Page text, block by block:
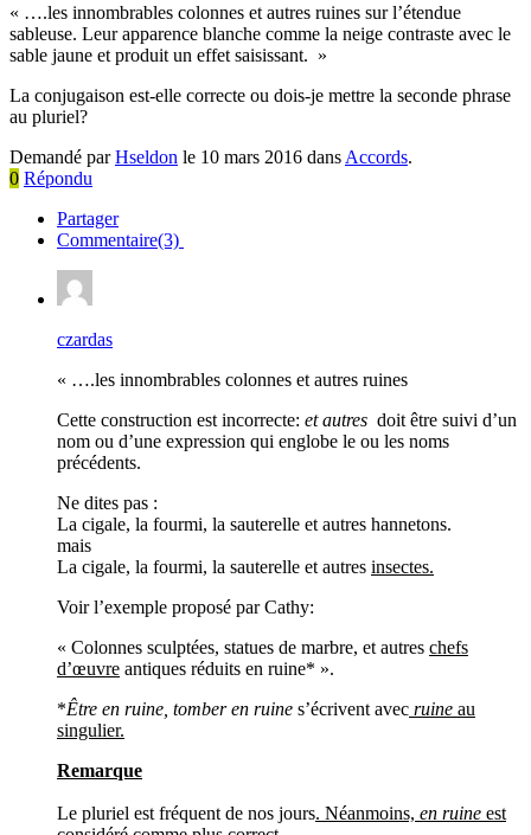
« ….les innombrables colonnes et autres ruines sur l’étendue
sableuse. Leur apparence blanche comme la neige contraste avec le
sable jaune et produit un effet saisissant. »
La conjugaison est-elle correcte ou dois-je mettre la seconde phrase
au pluriel?
Demandé parHseldon le 10 mars 2016 dans Accords.
0 Répondu
Partager
Commentaire(3)
czardas
« ….les innombrables colonnes et autres ruines
Cette construction est incorrecte: et autres doit être suivi d’un
nom ou d’une expression qui englobe le ou les noms
précédents.
Ne dites pas :
La cigale, la fourmi, la sauterelle et autres hannetons.
mais
La cigale, la fourmi, la sauterelle et autres insectes.
Voir l’exemple proposé par Cathy:
« Colonnes sculptées, statues de marbre, et autres chefs
d’œuvre antiques réduits en ruine* ».
*Être en ruine, tomber en ruine s’écrivent avec ruine au
singulier.
Remarque
Le pluriel est fréquent de nos jours. Néanmoins, en ruine est